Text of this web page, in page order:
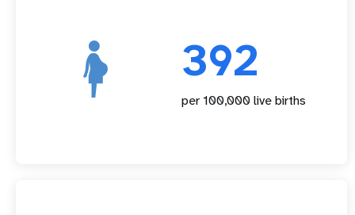
392
per 100,000 live births